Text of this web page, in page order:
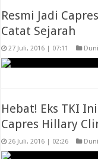
Resmi Jadi
Catat Sejarah
27 Juli, 2016 | 07:11
Hebat! Eks TKI
Capres Hillary
26 Juli, 2016 | 02:26